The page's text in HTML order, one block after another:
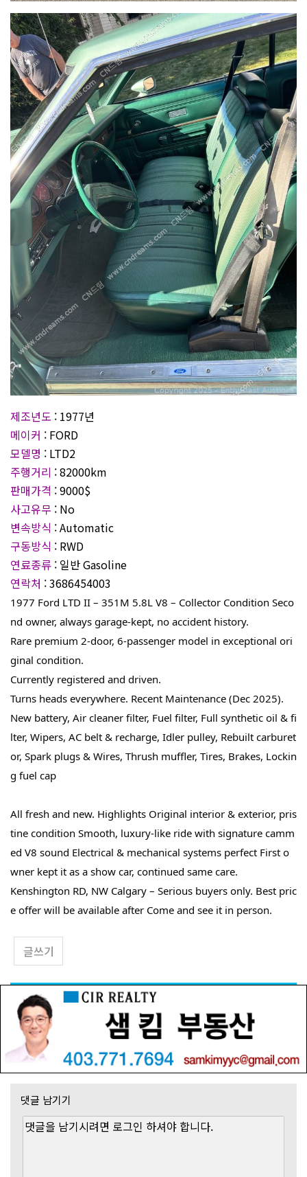
제조년도 : 1977년
메이커 : FORD
모델명 : LTD2
주행거리 : 82000km
판매가격 : 9000$
사고유무 : No
변속방식 : Automatic
구동방식 : RWD
연료종류 : 일반 Gasoline
연락처 : 3686454003
1977 Ford LTD II – 351M 5.8L V8 – Collector Condition Seco
nd owner, always garage-kept, no accident history.
Rare premium 2-door, 6-passenger model in exceptional ori
ginal condition.
Currently registered and driven.
Turns heads everywhere. Recent Maintenance (Dec 2025).
New battery, Air cleaner filter, Fuel filter, Full synthetic oil & fi
lter, Wipers, AC belt & recharge, Idler pulley, Rebuilt carburet
or, Spark plugs & Wires, Thrush muffler, Tires, Brakes, Lockin
g fuel cap
All fresh and new. Highlights Original interior & exterior, pris
tine condition Smooth, luxury-like ride with signature camm
ed V8 sound Electrical & mechanical systems perfect First o
wner kept it as a show car, continued same care.
Kenshington RD, NW Calgary – Serious buyers only. Best pric
e offer will be available after Come and see it in person.
글쓰기
댓글 남기기